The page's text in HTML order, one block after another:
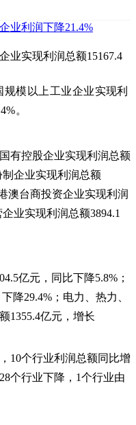
业利润下降21.4%
业实现利润总额15167.4
模以上工业企业实现利
。
有控股企业实现利润总额
制企业实现利润总额
澳台商投资企业实现利润
业实现利润总额3894.1
亿元，同比下降5.8%；
降29.4%；电力、热力、
1355.4亿元，增长
10个行业利润总额同比增
个行业下降，1个行业由